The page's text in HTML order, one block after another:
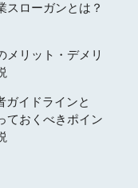
スローガンとは？
メリット・デメリ
ガイドラインと
ておくべきポイン